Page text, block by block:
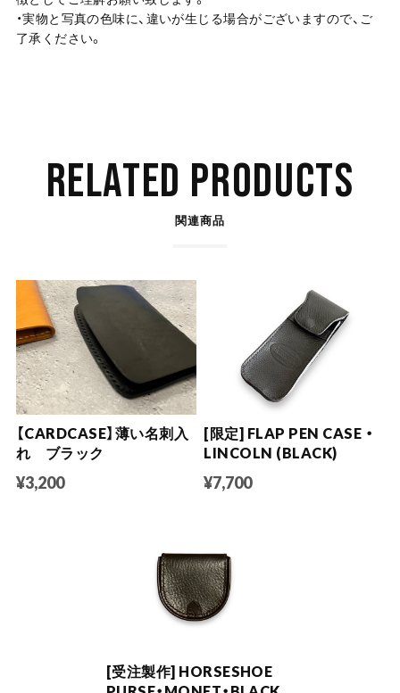
・実物と写真の色味に、違いが生じる場合がございますので、ご
了承ください。
RELATED PRODUCTS
関連商品
【CARDCASE】薄い名刺入
れ ブラック
¥3,200
[限定] FLAP PEN CASE ・
LINCOLN (BLACK)
¥7,700
[受注製作] HORSESHOE